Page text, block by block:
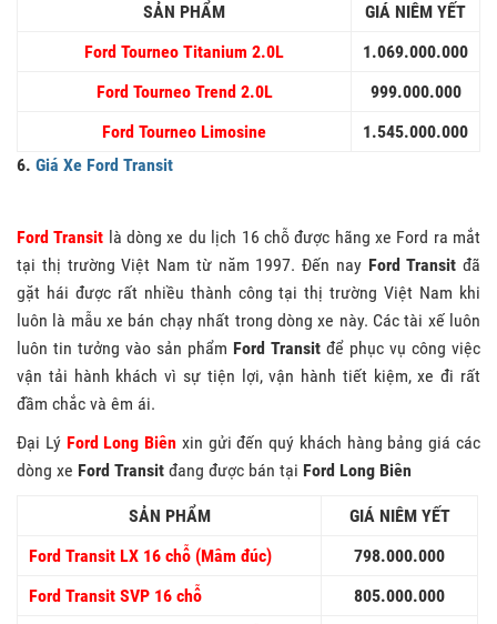
SẢN PHẨM
GIÁ NIÊM YẾT
Ford Tourneo Titanium 2.0L
1.069.000.000
Ford Tourneo Trend 2.0L
999.000.000
Ford Tourneo Limosine
1.545.000.000
6. Giá Xe Ford Transit
Ford Transit là dòng xe du lịch 16 chỗ được hãng xe Ford ra mắt
tại thị trường Việt Nam từ năm 1997. Đến nay Ford Transit đã
gặt hái được rất nhiều thành công tại thị trường Việt Nam khi
luôn là mẫu xe bán chạy nhất trong dòng xe này. Các tài xế luôn
luôn tin tưởng vào sản phẩm Ford Transit để phục vụ công việc
vận tải hành khách vì sự tiện lợi, vận hành tiết kiệm, xe đi rất
đầm chắc và êm ái.
Đại Lý Ford Long Biên xin gửi đến quý khách hàng bảng giá các
dòng xe Ford Transit đang được bán tại Ford Long Biên
SẢN PHẨM
GIÁ NIÊM YẾT
Ford Transit LX 16 chỗ (Mâm đúc)
798.000.000
Ford Transit SVP 16 chỗ
805.000.000